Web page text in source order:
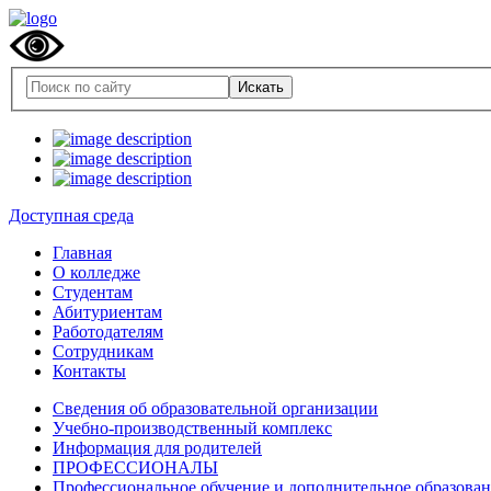
Доступная среда
Главная
О колледже
Студентам
Абитуриентам
Работодателям
Сотрудникам
Контакты
Сведения об образовательной организации
Учебно-производственный комплекс
Информация для родителей
ПРОФЕССИОНАЛЫ
Профессиональное обучение и дополнительное